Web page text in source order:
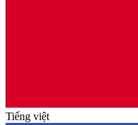
Tiếng việt